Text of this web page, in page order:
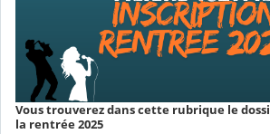
Vous trouverez dans cette rubrique le
la rentrée 2025